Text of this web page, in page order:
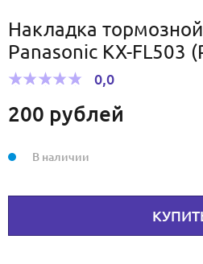
Накладка
Panasonic KX-FL503
0,0
200 рублей
В наличии